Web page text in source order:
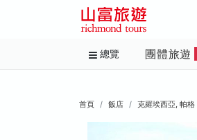
總覽 團體旅遊
首頁 飯店 克羅埃西亞, 帕格